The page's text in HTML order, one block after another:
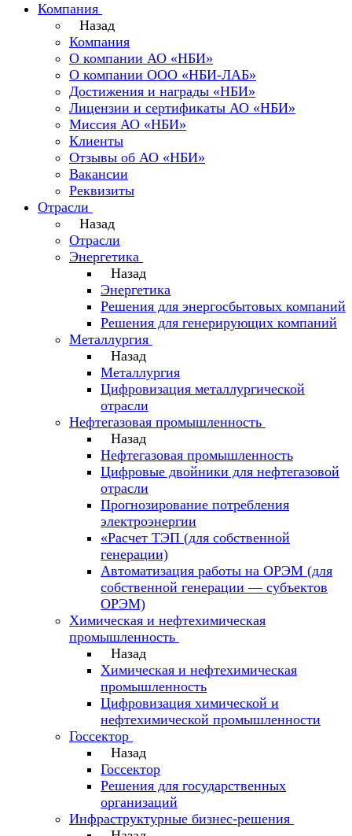
Компания
Назад
Компания
О компании АО «НБИ»
О компании ООО «НБИ-ЛАБ»
Достижения и награды «НБИ»
Лицензии и сертификаты АО «НБИ»
Миссия АО «НБИ»
Клиенты
Отзывы об АО «НБИ»
Вакансии
Реквизиты
Отрасли
Назад
Отрасли
Энергетика
Назад
Энергетика
Решения для энергосбытовых компаний
Решения для генерирующих компаний
Металлургия
Назад
Металлургия
Цифровизация металлургической
отрасли
Нефтегазовая промышленность
Назад
Нефтегазовая промышленность
Цифровые двойники для нефтегазовой
отрасли
Прогнозирование потребления
электроэнергии
«Расчет ТЭП (для собственной
генерации)
Автоматизация работы на ОРЭМ (для
собственной генерации — субъектов
ОРЭМ)
Химическая и нефтехимическая
промышленность
Назад
Химическая и нефтехимическая
промышленность
Цифровизация химической и
нефтехимической промышленности
Госсектор
Назад
Госсектор
Решения для государственных
организаций
Инфраструктурные бизнес-решения